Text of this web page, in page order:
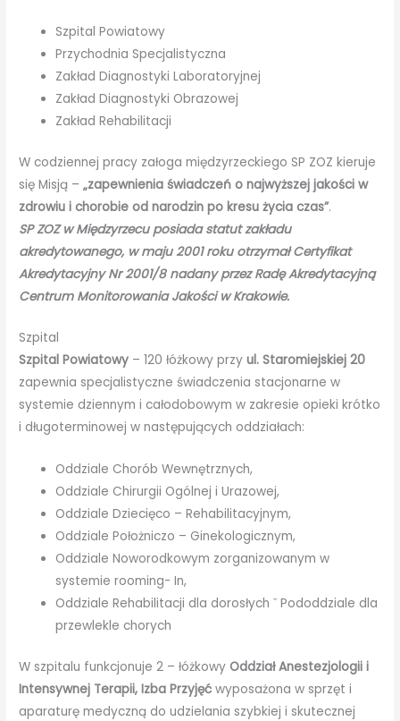
Szpital Powiatowy
Przychodnia Specjalistyczna
Zakład Diagnostyki Laboratoryjnej
Zakład Diagnostyki Obrazowej
Zakład Rehabilitacji
W codziennej pracy załoga międzyrzeckiego SP ZOZ kieruje
się Misją –„zapewnienia świadczeń o najwyższej jakości w
zdrowiu i chorobie od narodzin po kresu życia czas”.
SP ZOZ w Międzyrzecu posiada statut zakładu
akredytowanego, w maju 2001 roku otrzymał Certyfikat
Akredytacyjny Nr 2001/8 nadany przez Radę Akredytacyjną
Centrum Monitorowania Jakości w Krakowie.
Szpital
Szpital Powiatowy – 120 łóżkowy przyul. Staromiejskiej 20
zapewnia specjalistyczne świadczenia stacjonarne w
systemie dziennym i całodobowym w zakresie opieki krótko
i długoterminowej w następujących oddziałach:
Oddziale Chorób Wewnętrznych,
Oddziale Chirurgii Ogólnej i Urazowej,
Oddziale Dziecięco – Rehabilitacyjnym,
Oddziale Położniczo – Ginekologicznym,
Oddziale Noworodkowym zorganizowanym w
systemie rooming- In,
Oddziale Rehabilitacji dla dorosłych ˇ Pododdziale dla
przewlekle chorych
W szpitalu funkcjonuje 2 – łóżkowy Oddział Anestezjologii i
Intensywnej Terapii, Izba Przyjęćwyposażona w sprzęt i
aparaturę medyczną do udzielania szybkiej i skutecznej